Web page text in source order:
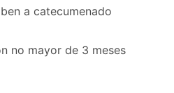
a catecumenado
no mayor de 3 meses